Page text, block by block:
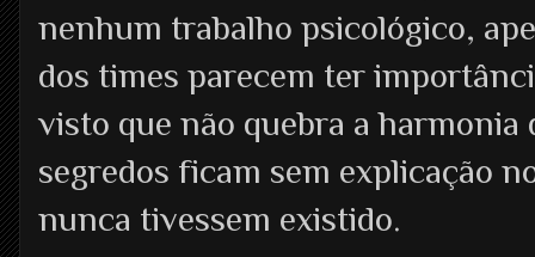
nenhum trabalho psicológico,
dos times parecem ter
visto que não quebra a harmonia
segredos ficam sem explicação
nunca tivessem existido.